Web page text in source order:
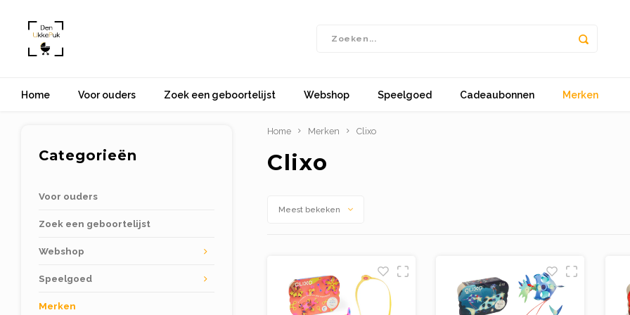
Home Voor ouders Zoek een geboortelijst Webshop Speelgoed Cadeaubonnen Merken
Categorieën
Voor ouders
Zoek een geboortelijst
Webshop
Speelgoed
Merken
Home Merken Clixo
Clixo
Meest bekeken